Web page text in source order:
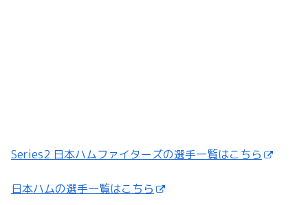
Series2 日本ハムファイターズの選手一覧はこちら
日本ハムの選手一覧はこちら